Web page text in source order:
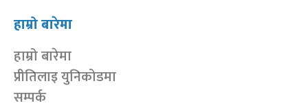
हाम्रो बारेमा
हाम्रो बारेमा
प्रीतिलाइ युनिकोडमा
सम्पर्क